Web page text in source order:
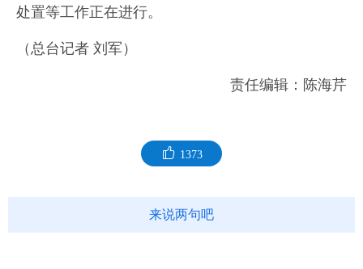
处置等工作正在进行。
（总台记者 刘军）
责任编辑：陈海芹
1373
来说两句吧